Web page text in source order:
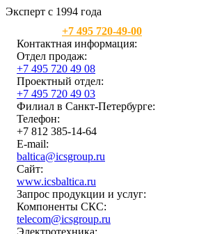
Эксперт с 1994 года
+7 495 720-49-00
Контактная информация:
Отдел продаж:
+7 495 720 49 08
Проектный отдел:
+7 495 720 49 03
Филиал в Санкт-Петербурге:
Телефон:
+7 812 385-14-64
E-mail:
baltica@icsgroup.ru
Сайт:
www.icsbaltica.ru
Запрос продукции и услуг:
Компоненты СКС:
telecom@icsgroup.ru
Электротехника: